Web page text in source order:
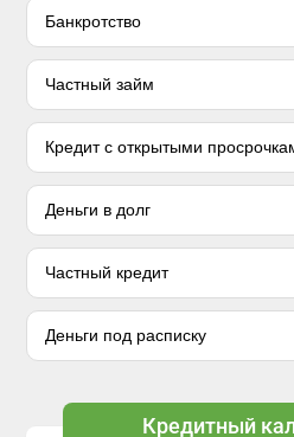
Банкротство
Частный займ
Кредит с открытыми
Деньги в долг
Частный кредит
Деньги под расписку
Кредитный